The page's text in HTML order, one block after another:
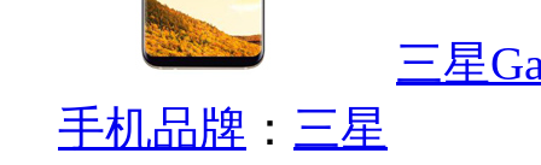
三星
手机品牌 ： 三星